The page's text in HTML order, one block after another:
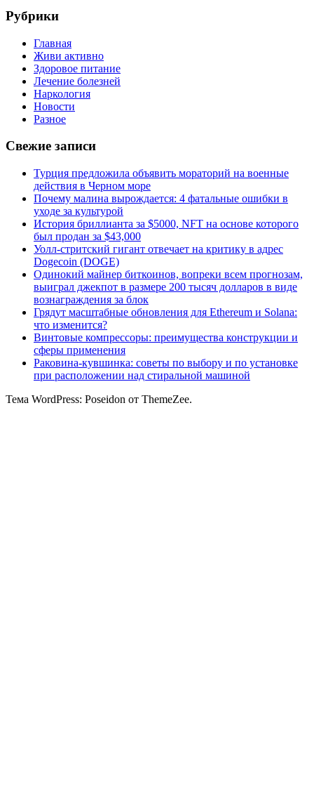
Рубрики
Главная
Живи активно
Здоровое питание
Лечение болезней
Наркология
Новости
Разное
Свежие записи
Турция предложила объявить мораторий на военные
действия в Черном море
Почему малина вырождается: 4 фатальные ошибки в
уходе за культурой
История бриллианта за $5000, NFT на основе которого
был продан за $43,000
Уолл-стритский гигант отвечает на критику в адрес
Dogecoin (DOGE)
Одинокий майнер биткоинов, вопреки всем прогнозам,
выиграл джекпот в размере 200 тысяч долларов в виде
вознаграждения за блок
Грядут масштабные обновления для Ethereum и Solana:
что изменится?
Винтовые компрессоры: преимущества конструкции и
сферы применения
Раковина-кувшинка: советы по выбору и по установке
при расположении над стиральной машиной
Тема WordPress: Poseidon от ThemeZee.